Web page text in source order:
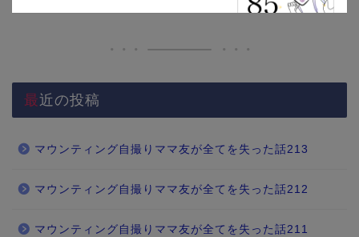
最近の投稿
マウンティング自撮りママ友が全てを失った話213
マウンティング自撮りママ友が全てを失った話212
マウンティング自撮りママ友が全てを失った話211